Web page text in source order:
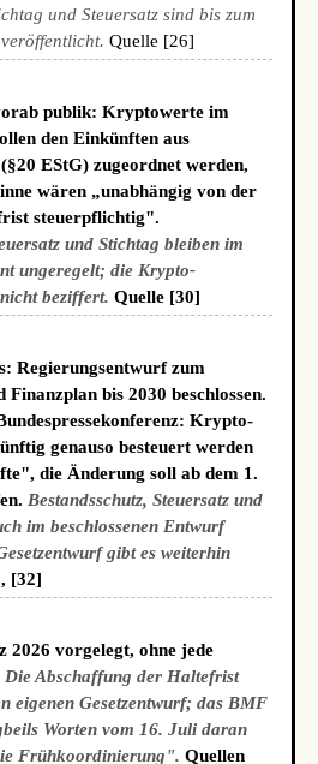
und Steuersatz sind bis zum
Quelle [26]
publik: Kryptowerte im
den Einkünften aus
EStG) zugeordnet werden,
wären „unabhängig von der
steuerpflichtig".
und Stichtag bleiben im
ungeregelt; die Krypto-
beziffert. Quelle [30]
Regierungsentwurf zum
Finanzplan bis 2030 beschlossen.
Krypto-
genauso besteuert werden
die Änderung soll ab dem 1.
Bestandsschutz, Steuersatz und
im beschlossenen Entwurf
gibt es weiterhin
[32]
2026 vorgelegt, ohne jede
Die Abschaffung der Haltefrist
eigenen Gesetzentwurf; das BMF
Worten vom 16. Juli daran
Frühkoordinierung". Quellen